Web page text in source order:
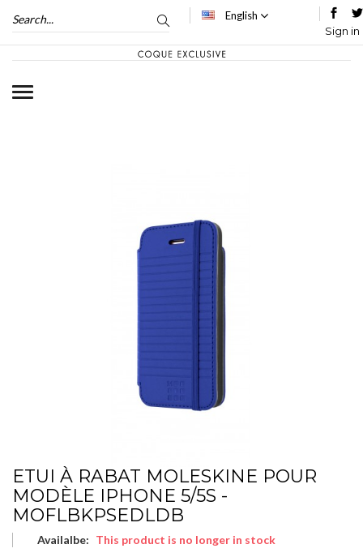
English
Sign in
ETUI À RABAT MOLESKINE POUR
MODÈLE IPHONE 5/5S -
MOFLBKPSEDLDB
Availalbe: This product is no longer in stock